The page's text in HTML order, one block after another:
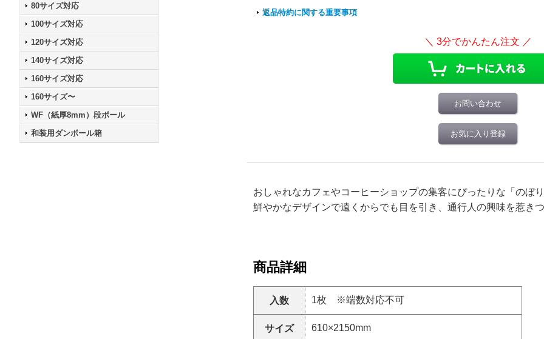
80サイズ対応
100サイズ対応
120サイズ対応
140サイズ対応
160サイズ対応
160サイズ〜
WF（紙厚8mm）段ボール
和装用ダンボール箱
返品特約に関する重要事項
お問い合わせ
お気に入り登録
おしゃれなカフェやコーヒーショップの集客にぴったりな「のぼり
鮮やかなデザインで遠くからでも目を引き、通行人の興味を惹きつ
商品詳細
入数 1枚 ※端数対応不可
サイズ 610×2150mm